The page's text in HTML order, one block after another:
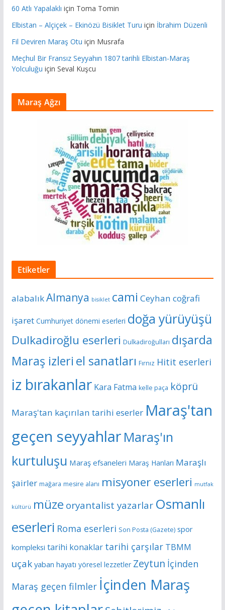
60 Atlı Yapalaklı için Toma Tomin
Elbistan – Alçiçek – Ekinözü Bisiklet Turu için İbrahim Düzenli
Fil Deviren Maraş Otu için Musrafa
Meçhul Bir Fransız Seyyahın 1807 tarihli Elbistan-Maraş
Yolculuğu için Seval Kuşcu
Maraş Ağzı
Etiketler
alabalıkAlmanya bisiklet cami Ceyhan coğrafi
işaret Cumhuriyet dönemi eserleri doğa yürüyüşü
Dulkadiroğlu eserleri Dulkadiroğulları dışarda
Maraş izleri el sanatları Fırnız Hitit eserleri
iz bırakanlar Kara Fatma kelle paça köprü
Maraş'tan kaçırılan tarihi eserler Maraş'tan
geçen seyyahlar Maraş'ın
kurtuluşu Maraş efsaneleri Maraş Hanları Maraşlı
şairler mağara mesire alanı misyoner eserleri mutfak
kültürü müze oryantalist yazarlar Osmanlı
eserleri Roma eserleri Son Posta (Gazete) spor
kompleksi tarihi konaklar tarihi çarşılar TBMM
uçak yaban hayatı yöresel lezzetler Zeytun İçinden
Maraş geçen filmler İçinden Maraş